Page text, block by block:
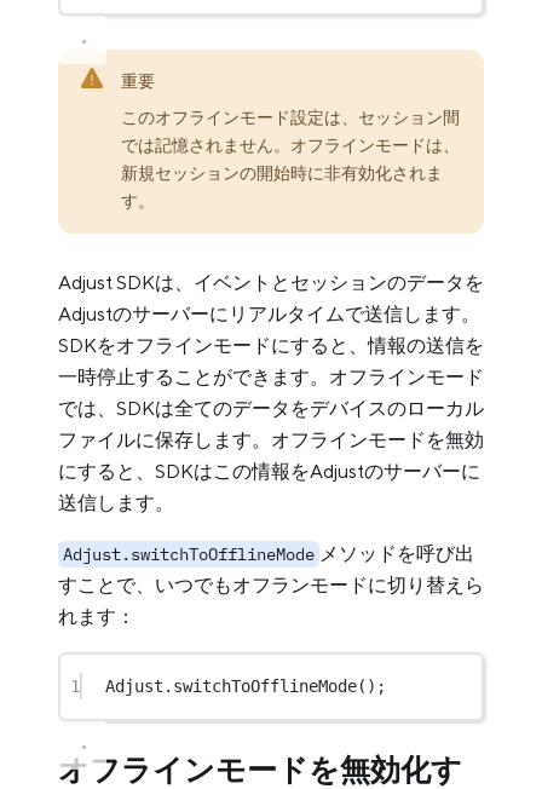
重要
このオフラインモード設定は、セッション間
では記憶されません。オフラインモードは、
新規セッションの開始時に非有効化されま
す。
Adjust SDKは、イベントとセッションのデータを
Adjustのサーバーにリアルタイムで送信します。
SDKをオフラインモードにすると、情報の送信を
一時停止することができます。オフラインモード
では、SDKは全てのデータをデバイスのローカル
ファイルに保存します。オフラインモードを無効
にすると、SDKはこの情報をAdjustのサーバーに
送信します。
Adjust.switchToOfflineMode メソッドを呼び出
すことで、いつでもオフランモードに切り替えら
れます：
1 Adjust. switchToOfflineMode();
オフラインモードを無効化す